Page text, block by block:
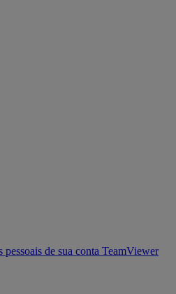
pessoais de sua conta TeamViewer